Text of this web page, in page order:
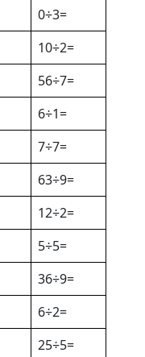
0÷3=
10÷2=
56÷7=
6÷1=
7÷7=
63÷9=
12÷2=
5÷5=
36÷9=
6÷2=
25÷5=